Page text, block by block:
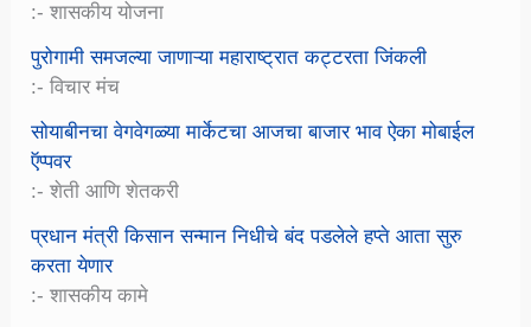
:- शासकीय योजना
पुरोगामी समजल्या जाणाऱ्या महाराष्ट्रात कट्टरता जिंकली
:- विचार मंच
सोयाबीनचा वेगवेगळ्या मार्केटचा आजचा बाजार भाव ऐका मोबाईल
ऍप्पवर
:- शेती आणि शेतकरी
प्रधान मंत्री किसान सन्मान निधीचे बंद पडलेले हप्ते आता सुरु
करता येणार
:- शासकीय कामे